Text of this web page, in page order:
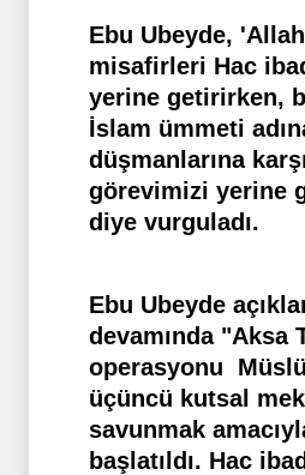
Ebu Ubeyde,
misafirleri Hac
yerine getirirken,
İslam ümmeti
düşmanlarına
görevimizi yerine
diye vurguladı.
Ebu Ubeyde
devamında "Aksa
operasyonu
üçüncü kutsal
savunmak
başlatıldı. Hac